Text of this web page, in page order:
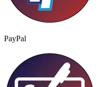
PayPal